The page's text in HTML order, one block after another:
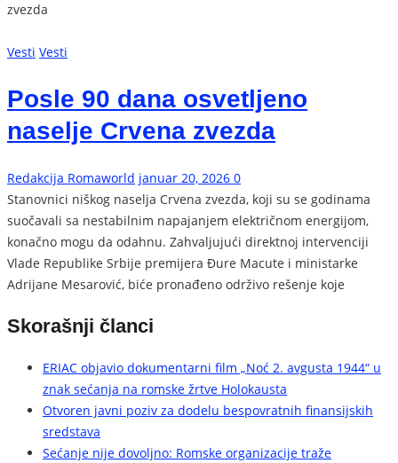
zvezda
Vesti Vesti
Posle 90 dana osvetljeno
naselje Crvena zvezda
Redakcija Romaworld januar 20, 2026 0
Stanovnici niškog naselja Crvena zvezda, koji su se godinama
suočavali sa nestabilnim napajanjem električnom energijom,
konačno mogu da odahnu. Zahvaljujući direktnoj intervenciji
Vlade Republike Srbije premijera Đure Macute i ministarke
Adrijane Mesarović, biće pronađeno održivo rešenje koje
Skorašnji članci
ERIAC objavio dokumentarni film „Noć 2. avgusta 1944“ u
znak sećanja na romske žrtve Holokausta
Otvoren javni poziv za dodelu bespovratnih finansijskih
sredstava
Sećanje nije dovoljno: Romske organizacije traže